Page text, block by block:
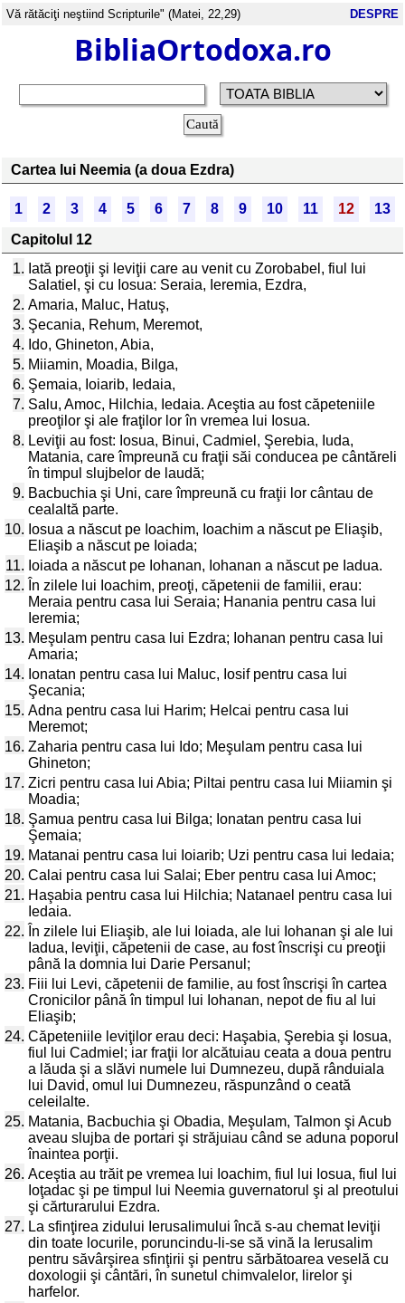
Vă rătăciţi neştiind Scripturile" (Matei, 22,29) DESPRE
BibliaOrtodoxa.ro
Cartea lui Neemia (a doua Ezdra)
1 2 3 4 5 6 7 8 9 10 11 12
13
Capitolul 12
1. Iată preoţii şi leviţii care au venit cu Zorobabel, fiul lui
Salatiel, şi cu Iosua: Seraia, Ieremia, Ezdra,
2. Amaria, Maluc, Hatuş,
3. Şecania, Rehum, Meremot,
4. Ido, Ghineton, Abia,
5. Miiamin, Moadia, Bilga,
6. Şemaia, Ioiarib, Iedaia,
7. Salu, Amoc, Hilchia, Iedaia. Aceştia au fost căpeteniile
preoţilor şi ale fraţilor lor în vremea lui Iosua.
8. Leviţii au fost: Iosua, Binui, Cadmiel, Şerebia, Iuda,
Matania, care împreună cu fraţii săi conducea pe cântăreli
în timpul slujbelor de laudă;
9. Bacbuchia şi Uni, care împreună cu fraţii lor cântau de
cealaltă parte.
10. Iosua a născut pe Ioachim, Ioachim a născut pe Eliaşib,
Eliaşib a născut pe Ioiada;
11. Ioiada a născut pe Iohanan, Iohanan a născut pe Iadua.
12. În zilele lui Ioachim, preoţi, căpetenii de familii, erau:
Meraia pentru casa lui Seraia; Hanania pentru casa lui
Ieremia;
13. Meşulam pentru casa lui Ezdra; Iohanan pentru casa lui
Amaria;
14. Ionatan pentru casa lui Maluc, Iosif pentru casa lui
Şecania;
15. Adna pentru casa lui Harim; Helcai pentru casa lui
Meremot;
16. Zaharia pentru casa lui Ido; Meşulam pentru casa lui
Ghineton;
17. Zicri pentru casa lui Abia; Piltai pentru casa lui Miiamin şi
Moadia;
18. Şamua pentru casa lui Bilga; Ionatan pentru casa lui
Şemaia;
19. Matanai pentru casa lui Ioiarib; Uzi pentru casa lui Iedaia;
20. Calai pentru casa lui Salai; Eber pentru casa lui Amoc;
21. Haşabia pentru casa lui Hilchia; Natanael pentru casa lui
Iedaia.
22. În zilele lui Eliaşib, ale lui Ioiada, ale lui Iohanan şi ale lui
Iadua, leviţii, căpetenii de case, au fost înscrişi cu preoţii
până la domnia lui Darie Persanul;
23. Fiii lui Levi, căpetenii de familie, au fost înscrişi în cartea
Cronicilor până în timpul lui Iohanan, nepot de fiu al lui
Eliaşib;
24. Căpeteniile leviţilor erau deci: Haşabia, Şerebia şi Iosua,
fiul lui Cadmiel; iar fraţii lor alcătuiau ceata a doua pentru
a lăuda şi a slăvi numele lui Dumnezeu, după rânduiala
lui David, omul lui Dumnezeu, răspunzând o ceată
celeilalte.
25. Matania, Bacbuchia şi Obadia, Meşulam, Talmon şi Acub
aveau slujba de portari şi străjuiau când se aduna poporul
înaintea porţii.
26. Aceştia au trăit pe vremea lui Ioachim, fiul lui Iosua, fiul lui
Ioţadac şi pe timpul lui Neemia guvernatorul şi al preotului
şi cărturarului Ezdra.
27. La sfinţirea zidului Ierusalimului încă s-au chemat leviţii
din toate locurile, poruncindu-li-se să vină la Ierusalim
pentru săvârşirea sfinţirii şi pentru sărbătoarea veselă cu
doxologii şi cântări, în sunetul chimvalelor, lirelor şi
harfelor.